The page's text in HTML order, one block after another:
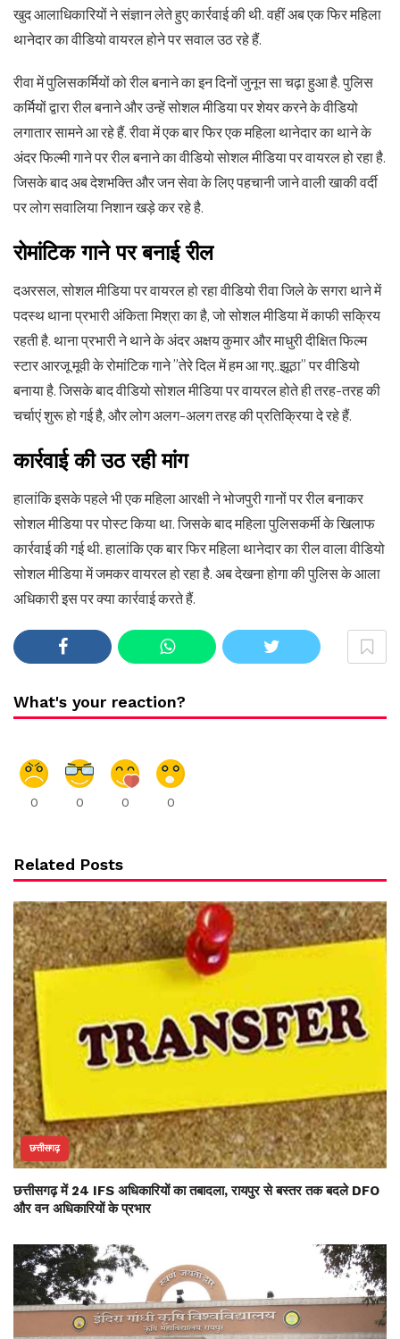
खुद आलाधिकारियों ने संज्ञान लेते हुए कार्रवाई की थी. वहीं अब एक फिर महिला
थानेदार का वीडियो वायरल होने पर सवाल उठ रहे हैं.
रीवा में पुलिसकर्मियों को रील बनाने का इन दिनों जुनून सा चढ़ा हुआ है. पुलिस
कर्मियों द्वारा रील बनाने और उन्हें सोशल मीडिया पर शेयर करने के वीडियो
लगातार सामने आ रहे हैं. रीवा में एक बार फिर एक महिला थानेदार का थाने के
अंदर फिल्मी गाने पर रील बनाने का वीडियो सोशल मीडिया पर वायरल हो रहा है.
जिसके बाद अब देशभक्ति और जन सेवा के लिए पहचानी जाने वाली खाकी वर्दी
पर लोग सवालिया निशान खड़े कर रहे है.
रोमांटिक गाने पर बनाई रील
दअरसल, सोशल मीडिया पर वायरल हो रहा वीडियो रीवा जिले के सगरा थाने में
पदस्थ थाना प्रभारी अंकिता मिश्रा का है, जो सोशल मीडिया में काफी सक्रिय
रहती है. थाना प्रभारी ने थाने के अंदर अक्षय कुमार और माधुरी दीक्षित फिल्म
स्टार आरजू मूवी के रोमांटिक गाने ”तेरे दिल में हम आ गए..झूठा” पर वीडियो
बनाया है. जिसके बाद वीडियो सोशल मीडिया पर वायरल होते ही तरह-तरह की
चर्चाएं शुरू हो गई है, और लोग अलग-अलग तरह की प्रतिक्रिया दे रहे हैं.
कार्रवाई की उठ रही मांग
हालांकि इसके पहले भी एक महिला आरक्षी ने भोजपुरी गानों पर रील बनाकर
सोशल मीडिया पर पोस्ट किया था. जिसके बाद महिला पुलिसकर्मी के खिलाफ
कार्रवाई की गई थी. हालांकि एक बार फिर महिला थानेदार का रील वाला वीडियो
सोशल मीडिया में जमकर वायरल हो रहा है. अब देखना होगा की पुलिस के आला
अधिकारी इस पर क्या कार्रवाई करते हैं.
What's your reaction?
0 0 0 0
Related Posts
छत्तीसगढ़
छत्तीसगढ़ में 24 IFS अधिकारियों का तबादला, रायपुर से बस्तर तक बदले DFO
और वन अधिकारियों के प्रभार